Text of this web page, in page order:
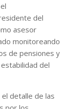
del
asesor
monitoreando
de pensiones y
del
el detalle de las